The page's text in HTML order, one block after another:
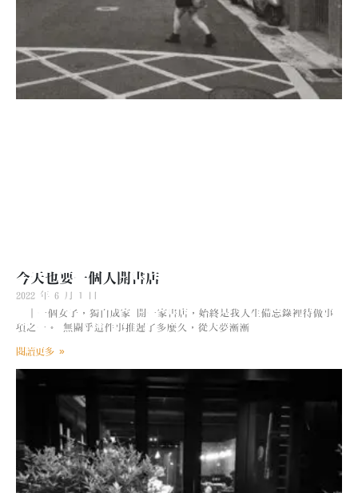
今天也要一個人開書店
2022 年 6 月 1 日
｜一個女子，獨自成家 開一家書店，始終是我人生備忘錄裡待做事
項之一。 無關乎這件事推遲了多麼久，從大夢漸漸
閱讀更多 »